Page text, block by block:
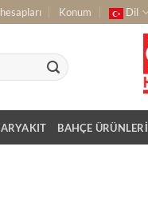
Konum Dil
BAHÇE ÜRÜNLERI